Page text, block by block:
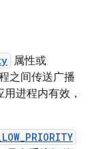
属性或
之间传送广播
进程内有效，